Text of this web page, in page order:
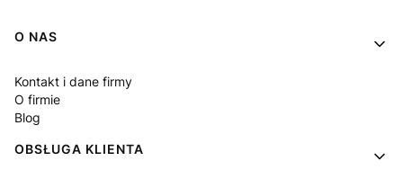
Linki w stopce
O NAS
Kontakt i dane firmy
O firmie
Blog
OBSŁUGA KLIENTA